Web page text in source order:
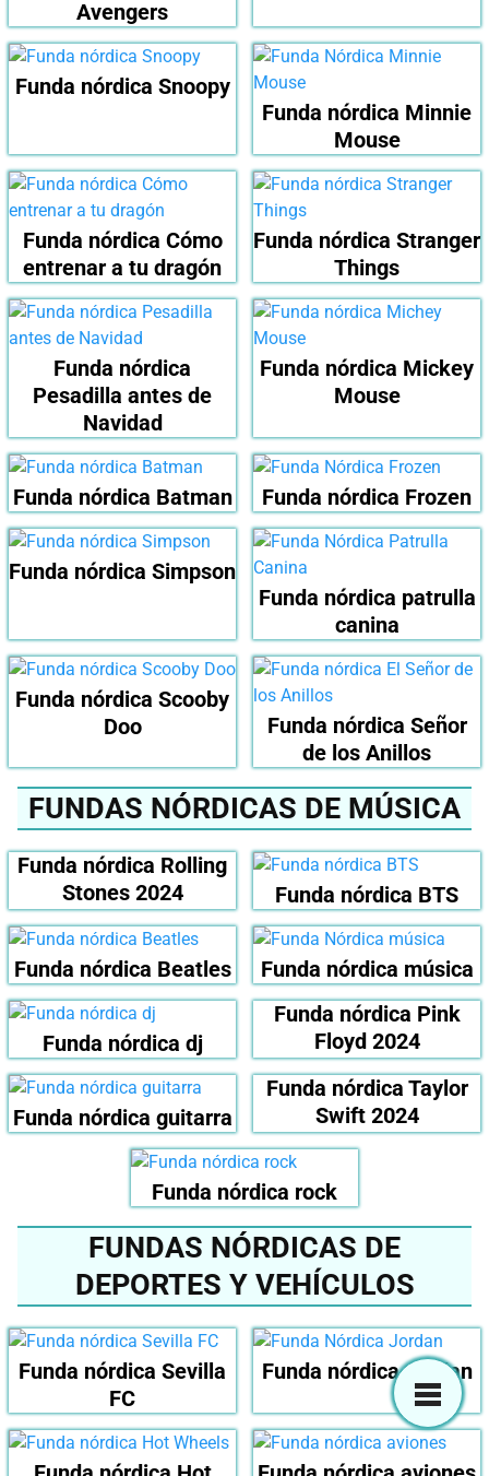
Avengers
Funda nórdica Snoopy
Funda nórdica Minnie
Mouse
Funda nórdica Cómo
entrenar a tu dragón
Funda nórdica Stranger
Things
Funda nórdica
Pesadilla antes de
Navidad
Funda nórdica Mickey
Mouse
Funda nórdica Batman Funda nórdica Frozen
Funda nórdica Simpson
Funda nórdica patrulla
canina
Funda nórdica Scooby
Doo
Funda nórdica Señor
de los Anillos
FUNDAS NÓRDICAS DE MÚSICA
Funda nórdica Rolling
Stones 2024
Funda nórdica BTS
Funda nórdica Beatles Funda nórdica música
Funda nórdica dj
Funda nórdica Pink
Floyd 2024
Funda nórdica guitarra
Funda nórdica Taylor
Swift 2024
Funda nórdica rock
FUNDAS NÓRDICAS DE
DEPORTES Y VEHÍCULOS
Funda nórdica Sevilla
FC
Funda nórdica Jordan